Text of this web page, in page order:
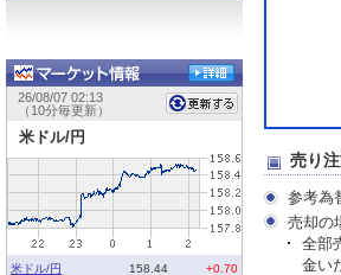
売り
参考為
売却の
全部
金い